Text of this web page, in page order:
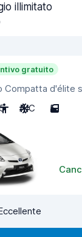
illimitato
gratuito
Compatta d'élite
5 A/C 5